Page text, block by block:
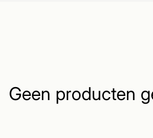
Geen producten